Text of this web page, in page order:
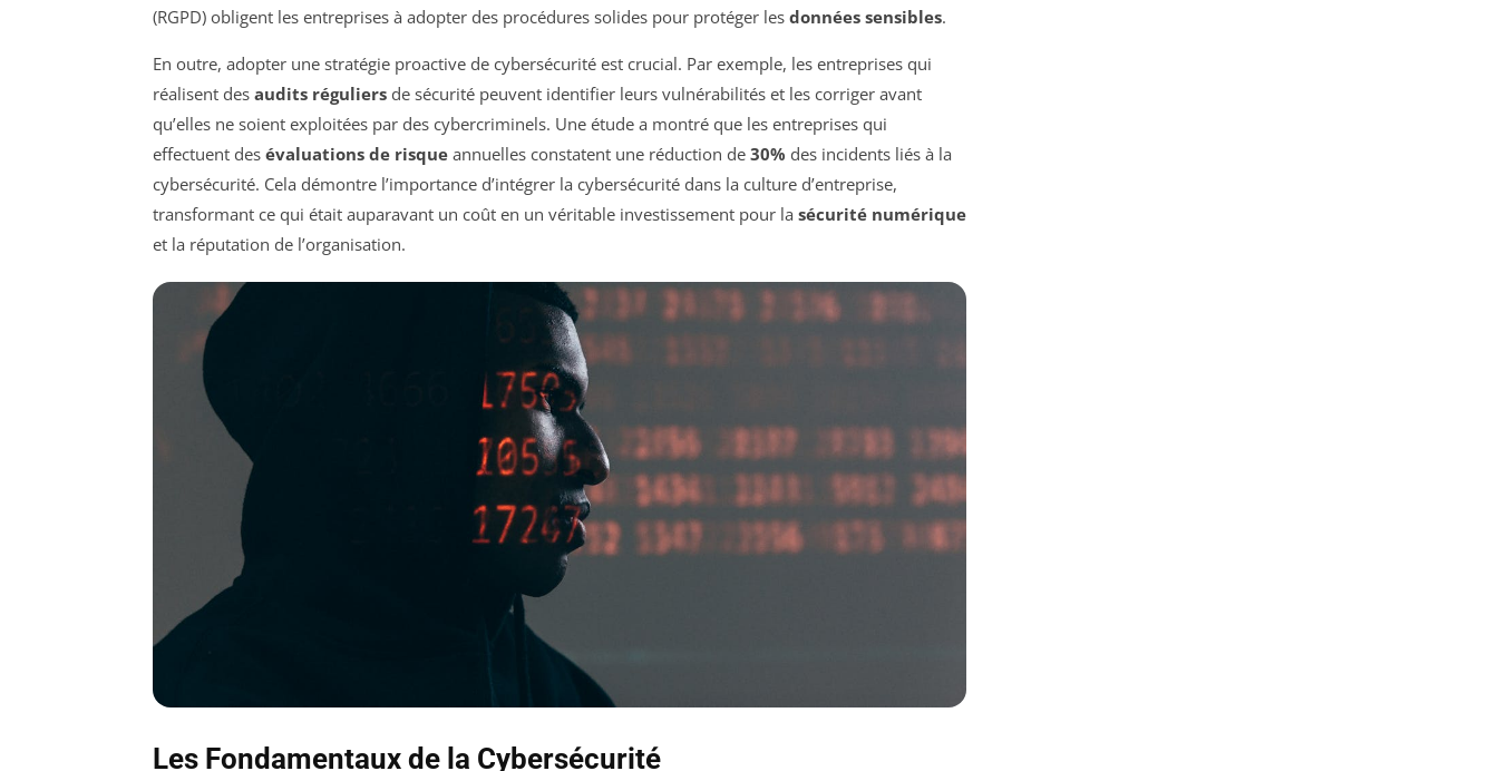
(RGPD) obligent les entreprises à adopter des procédures solides pour protéger les données sensibles.
En outre, adopter une stratégie proactive de cybersécurité est crucial. Par exemple, les entreprises qui
réalisent des audits réguliers de sécurité peuvent identifier leurs vulnérabilités et les corriger avant
qu’elles ne soient exploitées par des cybercriminels. Une étude a montré que les entreprises qui
effectuent des évaluations de risque annuelles constatent une réduction de 30% des incidents liés à la
cybersécurité. Cela démontre l’importance d’intégrer la cybersécurité dans la culture d’entreprise,
transformant ce qui était auparavant un coût en un véritable investissement pour la sécurité numérique
et la réputation de l’organisation.
Les Fondamentaux de la Cybersécurité